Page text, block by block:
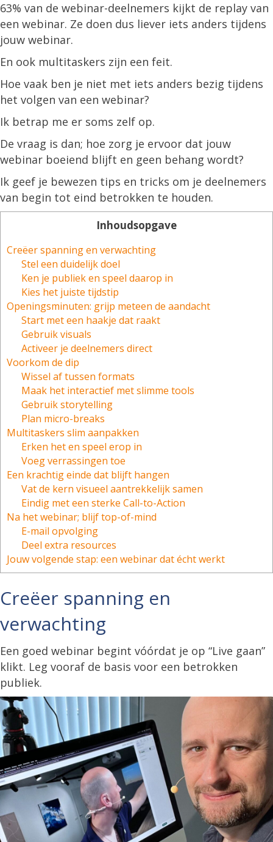
63% van de webinar-deelnemers kijkt de replay van
een webinar. Ze doen dus liever iets anders tijdens
jouw webinar.
En ook multitaskers zijn een feit.
Hoe vaak ben je niet met iets anders bezig tijdens
het volgen van een webinar?
Ik betrap me er soms zelf op.
De vraag is dan; hoe zorg je ervoor dat jouw
webinar boeiend blijft en geen behang wordt?
Ik geef je bewezen tips en tricks om je deelnemers
van begin tot eind betrokken te houden.
Inhoudsopgave
Creëer spanning en verwachting
Stel een duidelijk doel
Ken je publiek en speel daarop in
Kies het juiste tijdstip
Openingsminuten: grijp meteen de aandacht
Start met een haakje dat raakt
Gebruik visuals
Activeer je deelnemers direct
Voorkom de dip
Wissel af tussen formats
Maak het interactief met slimme tools
Gebruik storytelling
Plan micro-breaks
Multitaskers slim aanpakken
Erken het en speel erop in
Voeg verrassingen toe
Een krachtig einde dat blijft hangen
Vat de kern visueel aantrekkelijk samen
Eindig met een sterke Call-to-Action
Na het webinar; blijf top-of-mind
E-mail opvolging
Deel extra resources
Jouw volgende stap: een webinar dat écht werkt
Creëer spanning en
verwachting
Een goed webinar begint vóórdat je op “Live gaan”
klikt. Leg vooraf de basis voor een betrokken
publiek.